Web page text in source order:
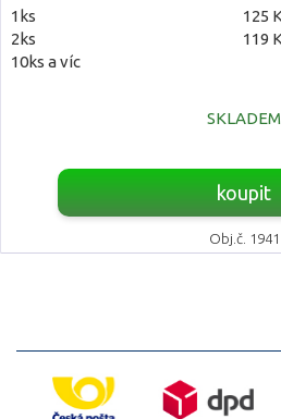
1ks 125
2ks
119
10ks a víc
SKLADEM
koupit
Obj.č. 1941